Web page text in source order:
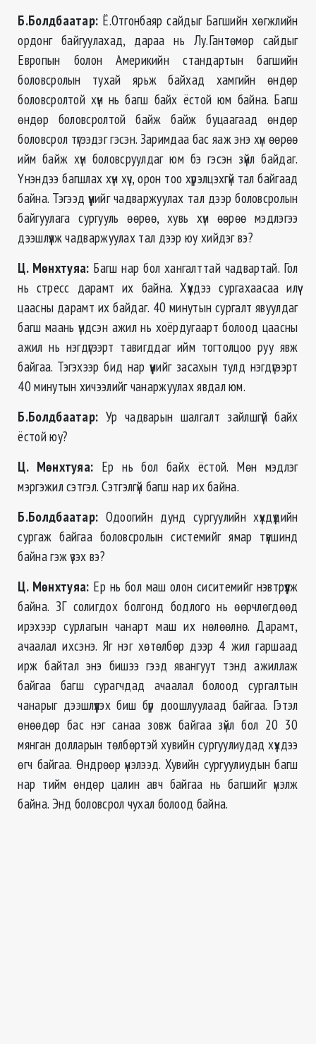
Б.Болдбаатар: Ё.Отгонбаяр сайдыг Багшийн хөгжлийн
ордонг байгуулахад, дараа нь Лу.Гантөмөр сайдыг
Европын болон Америкийн стандартын багшийн
боловсролын тухай ярьж байхад хамгийн өндөр
боловсролтой хүн нь багш байх ёстой юм байна. Багш
өндөр боловсролтой байж байж буцаагаад өндөр
боловсрол түгээдэг гэсэн. Заримдаа бас яаж энэ хүн өөрөө
ийм байж хүн боловсруулдаг юм бэ гэсэн зүйл байдаг.
Үнэндээ багшлах хүн хүч, орон тоо хүрэлцэхгүй тал байгаад
байна. Тэгээд үүнийг чадваржуулах тал дээр боловсролын
байгуулага сургууль өөрөө, хувь хүн өөрөө мэдлэгээ
дээшлүүлж чадваржуулах тал дээр юу хийдэг вэ?
Ц. Мөнхтуяа: Багш нар бол хангалттай чадвартай. Гол
нь стресс дарамт их байна. Хүүхдээ сургахаасаа илүү
цаасны дарамт их байдаг. 40 минутын сургалт явуулдаг
багш маань үндсэн ажил нь хоёрдугаарт болоод цаасны
ажил нь нэгдүгээрт тавигддаг ийм тогтолцоо руу явж
байгаа. Тэгэхээр бид нар үүнийг засахын тулд нэгдүгээрт
40 минутын хичээлийг чанаржуулах явдал юм.
Б.Болдбаатар: Ур чадварын шалгалт зайлшгүй байх
ёстой юу?
Ц. Мөнхтуяа: Ер нь бол байх ёстой. Мөн мэдлэг
мэргэжил сэтгэл. Сэтгэлгүй багш нар их байна.
Б.Болдбаатар: Одоогийн дунд сургуулийн хүүхдүүдийн
сургаж байгаа боловсролын системийг ямар түвшинд
байна гэж үзэх вэ?
Ц. Мөнхтуяа: Ер нь бол маш олон сиситемийг нэвтрүүлж
байна. ЗГ солигдох болгонд бодлого нь өөрчлөгдөөд
ирэхээр сурлагын чанарт маш их нөлөөлнө. Дарамт,
ачаалал ихсэнэ. Яг нэг хөтөлбөр дээр 4 жил гаршаад
ирж байтал энэ бишээ гээд явангуут тэнд ажиллаж
байгаа багш сурагчдад ачаалал болоод сургалтын
чанарыг дээшлүүлэх биш бүр доошлуулаад байгаа. Гэтэл
өнөөдөр бас нэг санаа зовж байгаа зүйл бол 20 30
мянган долларын төлбөртэй хувийн сургуулиудад хүүхдээ
өгч байгаа. Өндрөөр үнэлээд. Хувийн сургуулиудын багш
нар тийм өндөр цалин авч байгаа нь багшийг үнэлж
байна. Энд боловсрол чухал болоод байна.